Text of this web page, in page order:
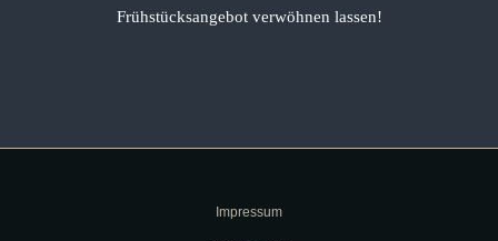
Frühstücksangebot verwöhnen lassen!
Impressum